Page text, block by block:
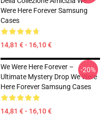
Were Here Forever Samsung
Cases
14,81 € - 16,10 €
We Were Here Forever –
Ultimate Mystery Drop We Were
Here Forever Samsung Cases
14,81 € - 16,10 €
-20%